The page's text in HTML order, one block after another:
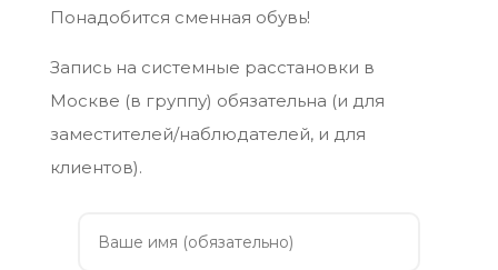
Понадобится сменная обувь!
Запись на системные расстановки в
Москве (в группу) обязательна (и для
заместителей/наблюдателей, и для
клиентов).